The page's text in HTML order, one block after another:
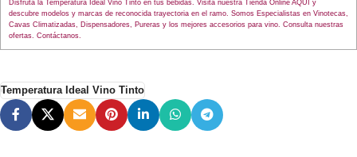
Disfruta la Temperatura Ideal Vino Tinto en tus bebidas. Visita nuestra Tienda Online AQUÍ y
descubre modelos y marcas de reconocida trayectoria en el ramo. Somos Especialistas en Vinotecas,
Cavas Climatizadas, Dispensadores, Pureras y los mejores accesorios para vino. Consulta nuestras
ofertas. Contáctanos.
Temperatura Ideal Vino Tinto